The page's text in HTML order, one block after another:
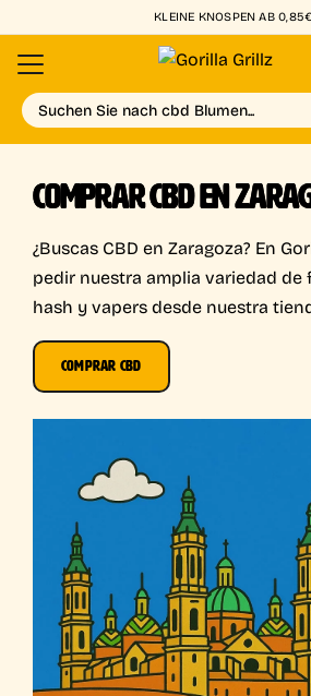
KLEINE KNOSPEN AB
Suchen Sie nach cbd Blumen...
COMPRAR CBD EN
¿Buscas CBD en Zaragoza? En
pedir nuestra amplia variedad de
hash y vapers desde nuestra
COMPRAR CBD